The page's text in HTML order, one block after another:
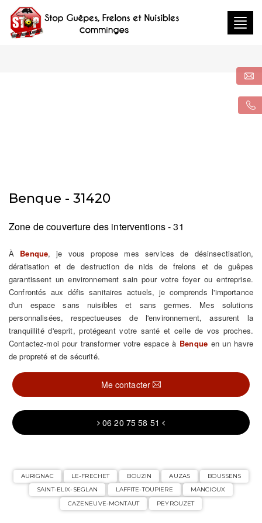
Benque - 31420
Zone de couverture des interventions - 31
À Benque, je vous propose mes services de désinsectisation,
dératisation et de destruction de nids de frelons et de guêpes
garantissent un environnement sain pour votre foyer ou entreprise.
Confrontés aux défis sanitaires actuels, je comprends l'importance
d'un espace sans nuisibles et sans germes. Mes solutions
personnalisées, respectueuses de l'environnement, assurent la
tranquillité d'esprit, protégeant votre santé et celle de vos proches.
Contactez-moi pour transformer votre espace à Benqueen un havre
de propreté et de sécurité.
Me contacter
06 20 75 58 51
AURIGNAC LE-FRECHET BOUZIN AUZAS
BOUSSENS
SAINT-ELIX-SEGLAN
LAFFITE-TOUPIERE
MANCIOUX
CAZENEUVE-MONTAUT
PEYROUZET